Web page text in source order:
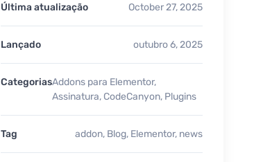
Última atualização October 27, 2025
Lançado outubro 6, 2025
CategoriasAddons para Elementor,
Assinatura, CodeCanyon, Plugins
Tag addon, Blog, Elementor, news